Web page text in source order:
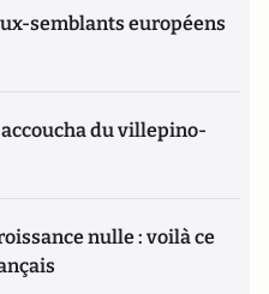
semblants européens
du villepino-
nulle : voilà ce